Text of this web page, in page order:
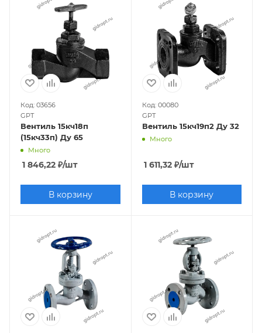
Код: 03656
GPT
Вентиль 15кч18п
(15кч33п) Ду 65
Много
1 846,22 ₽/шт
В корзину
Код: 00080
GPT
Вентиль 15кч19п2 Ду 32
Много
1 611,32₽/шт
В корзину